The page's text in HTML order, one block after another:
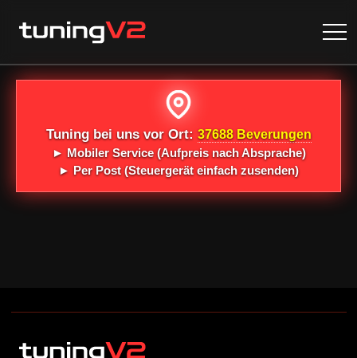
Tuning bei uns vor Ort: 37688 Beverungen
► Mobiler Service(Aufpreis nach Absprache)
►Per Post(Steuergerät einfach zusenden)